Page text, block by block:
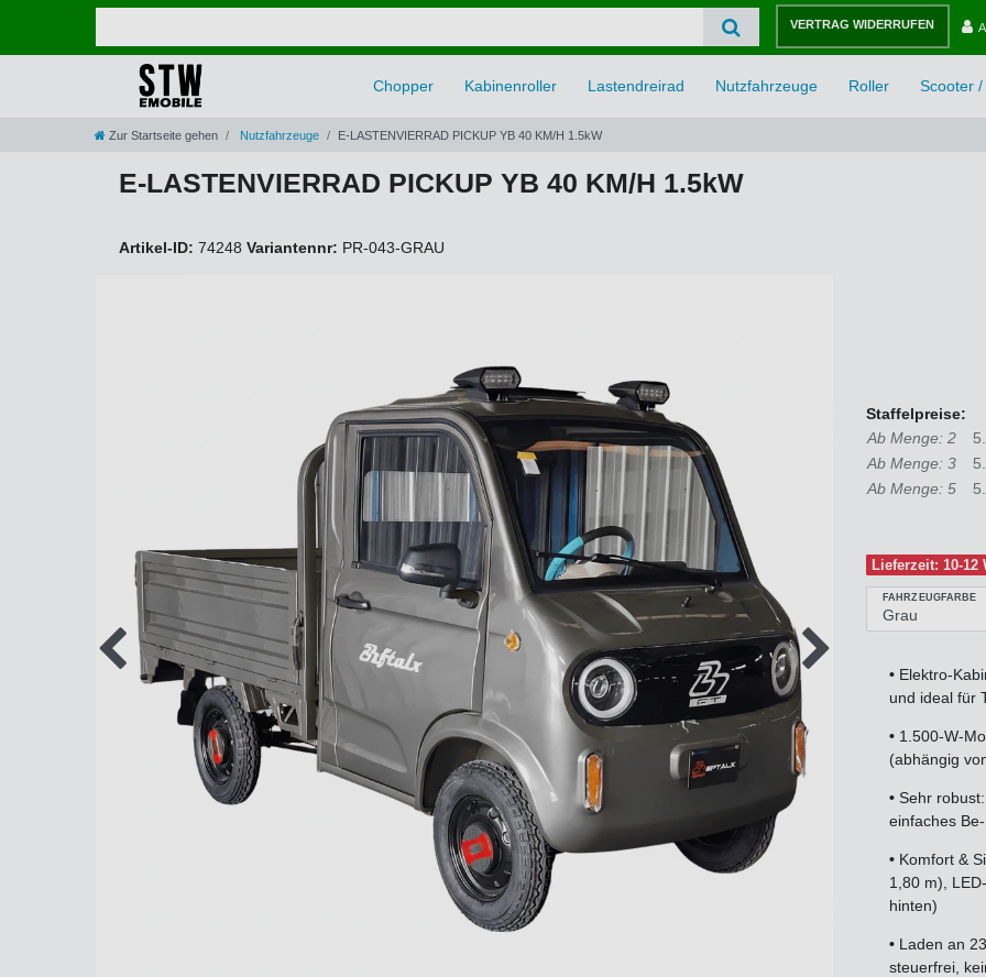
VERTRAG WIDERRUFEN
Chopper Kabinenroller Lastendreirad Nutzfahrzeuge Roller Scooter
Zur Startseite gehen Nutzfahrzeuge E-LASTENVIERRAD PICKUP YB 40 KM/H 1.5kW
E-LASTENVIERRAD PICKUP YB 40 KM/H 1.5kW
Artikel-ID: 74248 Variantennr: PR-043-GRAU
Staffelpreise:
Ab Menge: 2
Ab Menge: 3
Ab Menge: 5
Lieferzeit: 10-12
FAHRZEUGFARBE
• Elektro-
und ideal für
• 1.500-W-
(abhängig
• Sehr
einfaches
• Komfort &
1,80 m),
hinten)
• Laden an
steuerfrei,